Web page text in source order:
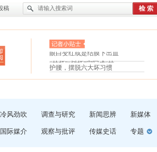
稿
眼白变红或是结膜下出血
“枝桠”“树桠”宜写成“枝...
夏天缓解疲劳有三招
护腰，摆脱六大坏习惯
受伤了冰敷还是热敷
冷风劲吹 调查与研究 新闻思辨 新媒体
国际媒介 观察与批评 传媒史话 专题